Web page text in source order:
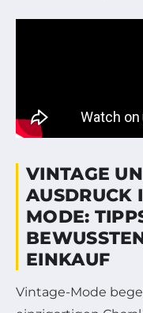
VINTAGE
AUSDRUCK
MODE:
EINKAUF
Vintage-Mode